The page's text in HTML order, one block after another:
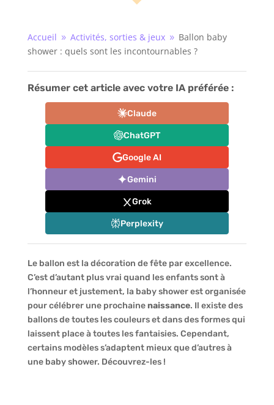
Accueil 9 Activités, sorties & jeux 9 Ballon baby
shower : quels sont les incontournables ?
Résumer cet article avec votre IA préférée :
Claude
ChatGPT
Google AI
Gemini
Grok
Perplexity
Le ballon est la décoration de fête par excellence.
C’est d’autant plus vrai quand les enfants sont à
l’honneur et justement, la baby shower est organisée
pour célébrer une prochainenaissance. Il existe des
ballons de toutes les couleurs et dans des formes qui
laissent place à toutes les fantaisies. Cependant,
certains modèles s’adaptent mieux que d’autres à
une baby shower. Découvrez-les !